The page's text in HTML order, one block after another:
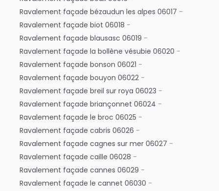
Ravalement façade bézaudun les alpes 06017 -
Ravalement façade biot 06018 -
Ravalement façade blausasc 06019 -
Ravalement façade la bollène vésubie 06020 -
Ravalement façade bonson 06021 -
Ravalement façade bouyon 06022 -
Ravalement façade breil sur roya 06023 -
Ravalement façade briançonnet 06024 -
Ravalement façade le broc 06025 -
Ravalement façade cabris 06026 -
Ravalement façade cagnes sur mer 06027 -
Ravalement façade caille 06028 -
Ravalement façade cannes 06029 -
Ravalement façade le cannet 06030 -